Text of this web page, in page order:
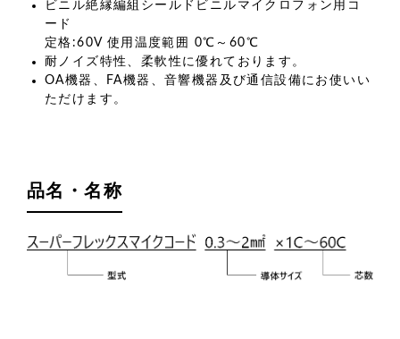
ビニル絶縁編組シールドビニルマイクロフォン用コ
ード
定格:60V 使用温度範囲 0℃～60℃
耐ノイズ特性、柔軟性に優れております。
OA機器、FA機器、音響機器及び通信設備にお使いい
ただけます。
品名・名称